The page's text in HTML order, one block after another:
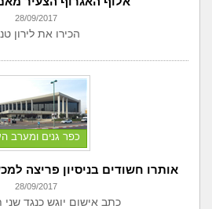
28/09/2017
הכירו את לירון
כפר גנים ומערב
אותרו חשודים בניסיון פריצה
28/09/2017
כתב אישום יוגש כנגד